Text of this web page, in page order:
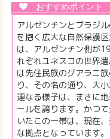
アルゼンチンとブラジ
を抱く広大な自然保護
は、アルゼンチン側が
れぞれユネスコの世界
は先住民族のグアラニ
り、その名の通り、大
連なる様子は、まさに
ールを誇ります。かつ
いたこの一帯は、現在
な拠点となっています。